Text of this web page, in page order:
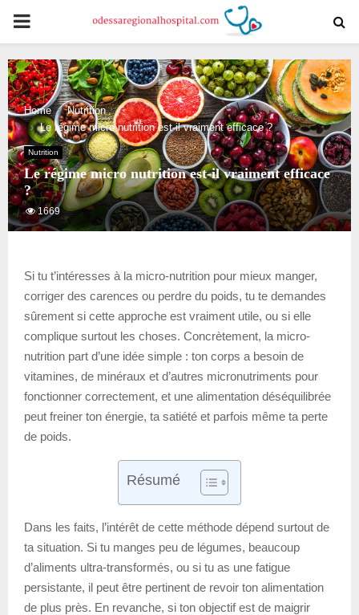
PRIMARY
MENU
Home
Nutrition
Le régime micro nutrition est-il vraiment efficace ?
Nutrition
Le régime micro nutrition est-il vraiment efficace
?
1669
Si tu t’intéresses à la micro-nutrition pour mieux manger,
corriger des carences ou perdre du poids, tu te demandes
sûrement si cette approche est vraiment utile, ou si elle
complique surtout les choses. Concrètement, la micro-
nutrition part d’une idée simple : ton corps a besoin de
vitamines, de minéraux et d’autres micronutriments pour
fonctionner correctement, et une alimentation déséquilibrée
peut freiner ton énergie, ta satiété et parfois même ta perte
de poids.
Résumé
Dans les faits, l’intérêt de cette méthode dépend surtout de
ta situation. Si tu manges peu de légumes, beaucoup
d’aliments ultra-transformés, ou si tu as une fatigue
persistante, il peut être pertinent de revoir ton alimentation
de plus près. En revanche, si ton objectif est de maigrir